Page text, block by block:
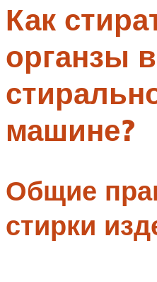
Аксессуары
Меню
Как
органзы в
машине?
Общие
стирки